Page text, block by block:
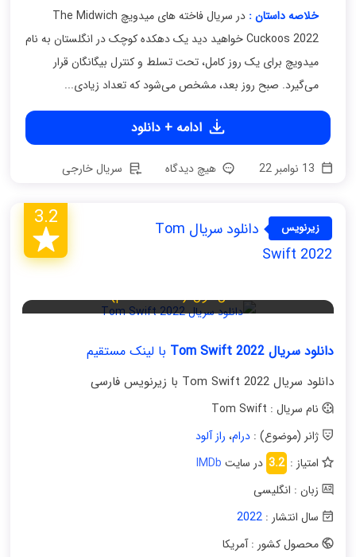
خلاصه داستان :
در سریال فاخته های میدویچ The Midwich
Cuckoos 2022 خواهید دید یک دهکده کوچک در انگلستان به نام
میدویچ برای یک روز کامل، تحت تسلط و کنترل بیگانگان قرار
می‌گیرد. صبح روز بعد، مشخص می‌شود که تعداد زیادی...
ادامه + دانلود
هیچ دیدگاه سریال خارجی
زیرنویس
فارسی
دانلود سریال Tom
Swift 2022
3.2
فصل اول (قسمت دهم)
دانلود سریال Tom Swift 2022 با لینک مستقیم
دانلود سریال Tom Swift 2022 با زیرنویس فارسی
نام سریال : Tom Swift
ژانر (موضوع) :درام، راز آلود
امتیاز : 3.2 در سایت IMDb
زبان : انگلیسی
سال انتشار :2022
محصول کشور : آمریکا